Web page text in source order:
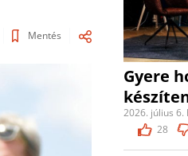
Mentés
Gyere
2026. július 6.
28